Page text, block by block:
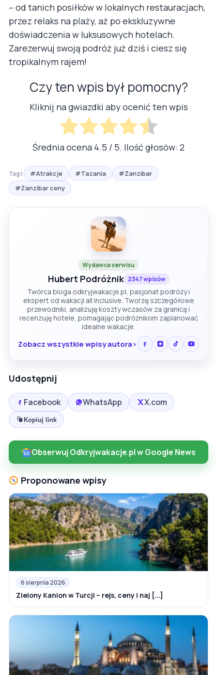
– od tanich posiłków w lokalnych restauracjach,
przez relaks na plaży, aż po ekskluzywne
doświadczenia w luksusowych hotelach.
Zarezerwuj swoją podróż już dziś i ciesz się
tropikalnym rajem!
Czy ten wpis był pomocny?
Kliknij na gwiazdki aby ocenić ten wpis
Średnia ocena 4.5 / 5. Ilość głosów: 2
Tagi: #Atrakcje #Tazania
#Zanzibar
#Zanzibar ceny
Wydawca serwisu
Hubert Podróżnik 2347 wpisów
Twórca bloga odkryjwakacje.pl, pasjonat podróży i
ekspert od wakacji all inclusive. Tworzę szczegółowe
przewodniki, analizuję koszty wczasów za granicą i
recenzuję hotele, pomagając podróżnikom zaplanować
idealne wakacje.
Zobacz wszystkie wpisy autora
Udostępnij
Facebook WhatsApp X.com
Kopiuj link
Obserwuj Odkryjwakacje.pl w Google News
Proponowane wpisy
6 sierpnia 2026
Zielony Kanion w Turcji – rejs, ceny i naj [...]